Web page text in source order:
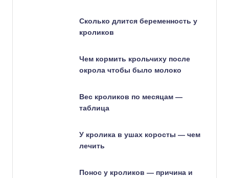
Сколько длится беременность у
кроликов
Чем кормить крольчиху после
окрола чтобы было молоко
Вес кроликов по месяцам —
таблица
У кролика в ушах коросты — чем
лечить
Понос у кроликов — причина и